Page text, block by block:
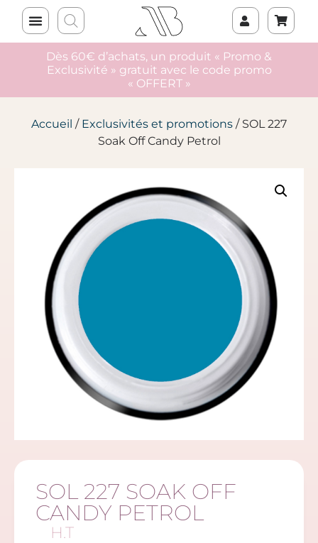
Dès 60€ d’achats, un produit « Promo &
Exclusivité » gratuit avec le code promo
« OFFERT »
Accueil / Exclusivités et promotions / SOL 227
Soak Off Candy Petrol
SOL 227 SOAK OFF
CANDY PETROL
H.T